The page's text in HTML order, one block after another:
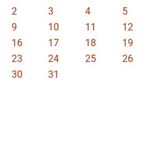
2 3 4
5
9 10 11
12
16 17 18
19
23 24 25
26
30
31